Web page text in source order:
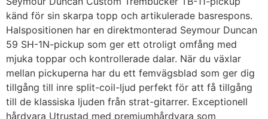
känd för sin skarpa topp och artikulerade basrespons.
Halspositionen har en direktmonterad Seymour Duncan
59 SH-1N-pickup som ger ett otroligt omfång med
mjuka toppar och kontrollerade dalar. När du växlar
mellan pickuperna har du ett femvägsblad som ger dig
tillgång till inre split-coil-ljud perfekt för att få tillgång
till de klassiska ljuden från strat-gitarrer. Exceptionell
hårdvara Utrustad med premiumhårdvara som